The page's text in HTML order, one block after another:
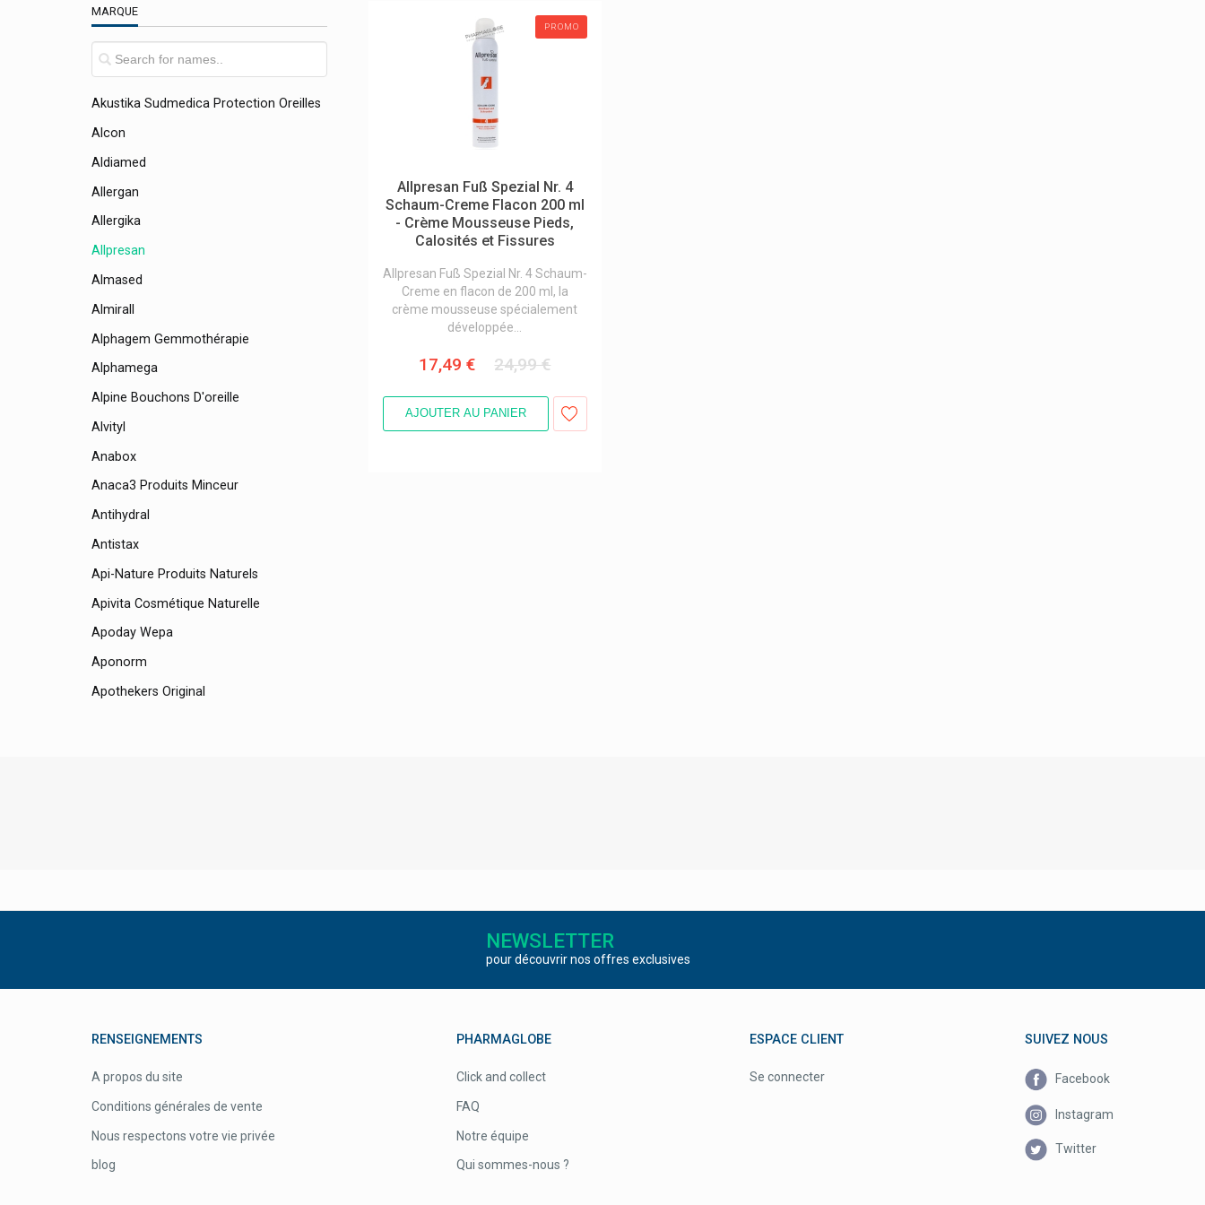
MARQUE
/ Apilis
Again Life Italia
Akileine Asepta Produits Pieds
Akustika Sudmedica Protection Oreilles
Alcon
Aldiamed
Allergan
Allergika
Allpresan
Almased
Almirall
Alphagem Gemmothérapie
Alphamega
Alpine Bouchons D'oreille
Alvityl
Anabox
Anaca3 Produits Minceur
Antihydral
Antistax
Api-Nature Produits Naturels
Apivita Cosmétique Naturelle
Apoday Wepa
Aponorm
Apothekers Original
Assanis
Astrazeneca
Atos Medical
Attends Protection Incontinence
Audispray Cooper Nettoyage Des
PROMO
Allpresan Fuß Spezial Nr. 4
Schaum-Creme Flacon 200 ml
- Crème Mousseuse Pieds,
Calosités et Fissures
Allpresan Fuß Spezial Nr. 4 Schaum-
Creme en flacon de 200 ml, la
crème mousseuse spécialement
développée...
17,49 € 24,99 €
AJOUTER AU PANIER
NEWSLETTER
pour découvrir nos offres exclusives
RENSEIGNEMENTS
A propos du site
Conditions générales de vente
Nous respectons votre vie privée
blog
PHARMAGLOBE
Click and collect
FAQ
Notre équipe
Qui sommes-nous ?
ESPACE CLIENT
Se connecter
SUIVEZ NOUS
Facebook
Instagram
Twitter